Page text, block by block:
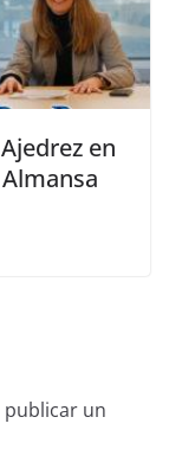
en
publicar un